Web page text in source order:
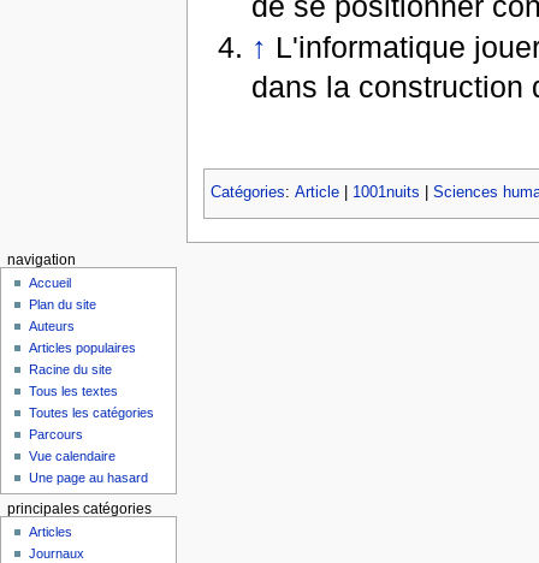
↑ L'informatique
dans la construction
Catégories: Article| 1001nuits Sciences
navigation
Accueil
Plan du site
Auteurs
Articles populaires
Racine du site
Tous les textes
Toutes les catégories
Parcours
Vue calendaire
Une page au hasard
principales catégories
Articles
Journaux